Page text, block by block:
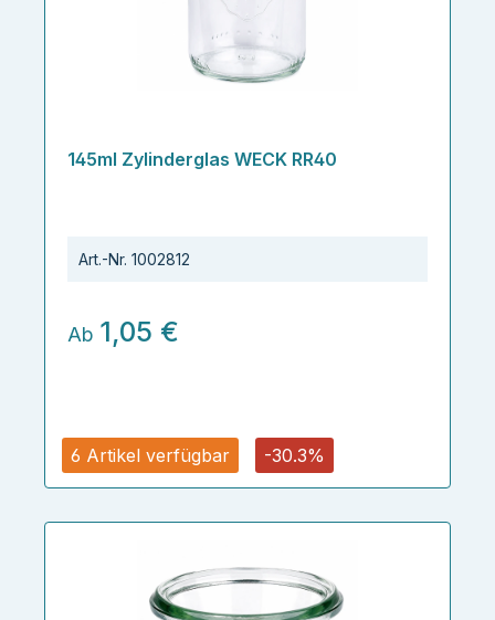
6 Artikel verfügbar -30.3%
145ml Zylinderglas WECK RR40
Art.-Nr. 1002812
Ab 1,05 €